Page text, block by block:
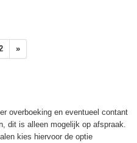
»
overboeking en eventueel contant
dit is alleen mogelijk op afspraak.
kies hiervoor de optie